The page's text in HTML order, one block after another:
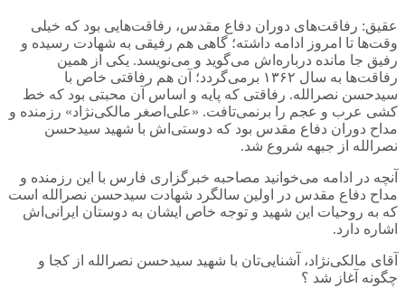
عقیق: رفاقت‌های دوران دفاع مقدس، رفاقت‌هایی بود که خیلی
وقت‌ها تا امروز ادامه داشته؛ گاهی هم رفیقی به شهادت ‌رسیده و
رفیق جا مانده درباره‌اش می‌گوید و می‌نویسد. یکی از همین
رفاقت‌ها به سال ۱۳۶۲ برمی‌گردد؛ آن هم رفاقتی خاص با
سیدحسن نصرالله. رفاقتی که پایه و اساس آن محبتی بود که خط
‌کشی عرب و عجم را برنمی‌تافت. «علی‌اصغر مالکی‌نژاد» رزمنده و
مداح دوران دفاع مقدس بود که دوستی‌اش با شهید سیدحسن
نصرالله از جبهه شروع شد.
آنچه در ادامه می‌خوانید مصاحبه خبرگزاری فارس با این رزمنده و
مداح دفاع مقدس در اولین سالگرد شهادت سیدحسن نصرالله است
که به روحیات این شهید و توجه خاص ایشان به دوستان ایرانی‌اش
اشاره دارد.
آقای مالکی‌نژاد، آشنایی‌تان با شهید سیدحسن نصرالله از کجا و
چگونه آغاز شد ؟